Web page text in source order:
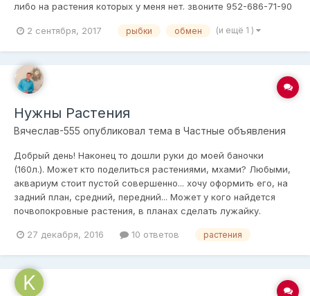
либо на растения которых у меня нет. звоните 952-686-71-90
2 сентября, 2017 рыбки обмен (и ещё 1 )
Нужны Растения
Вячеслав-555 опубликовал тема в Частные объявления
Добрый день! Наконец то дошли руки до моей баночки
(160л.). Может кто поделиться растениями, мхами? Любыми,
аквариум стоит пустой совершенно... хочу оформить его, на
задний план, средний, передний... Может у кого найдется
почвопокровные растения, в планах сделать лужайку.
27 декабря, 2016 10 ответов растения